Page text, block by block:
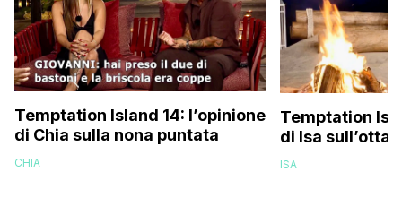
Temptation Island 14: l’opinione
di Chia sulla nona puntata
CHIA
Temptation
di Isa
ISA